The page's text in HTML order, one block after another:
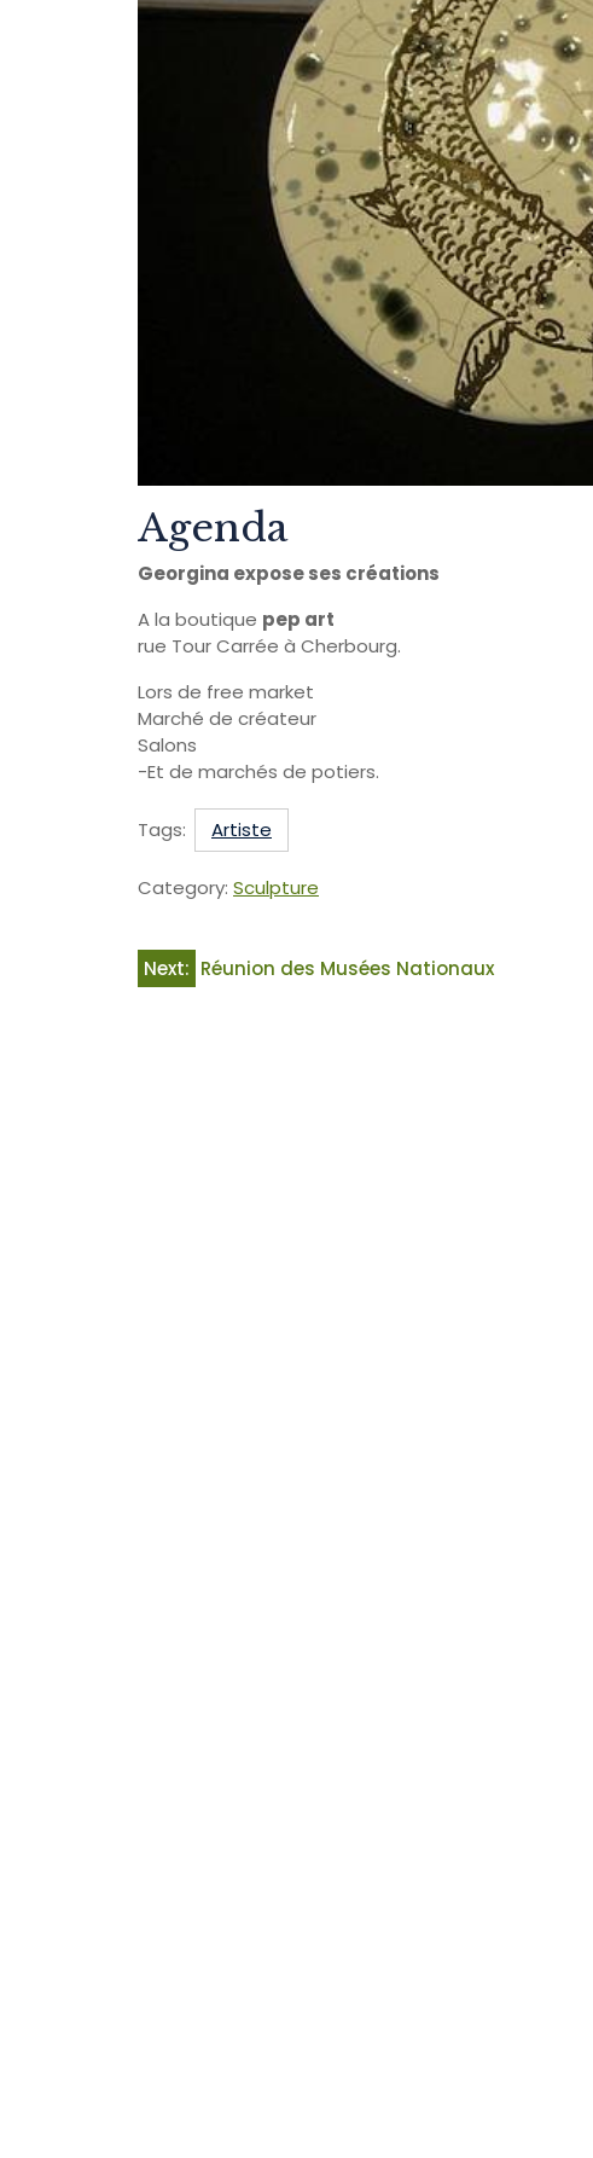
Agenda
Georgina expose ses créations
A la boutique pep art
rue Tour Carrée à Cherbourg.
Lors de free market
Marché de créateur
Salons
-Et de marchés de potiers.
Tags: Artiste
Category: Sculpture
Next: Réunion des Musées Nationaux